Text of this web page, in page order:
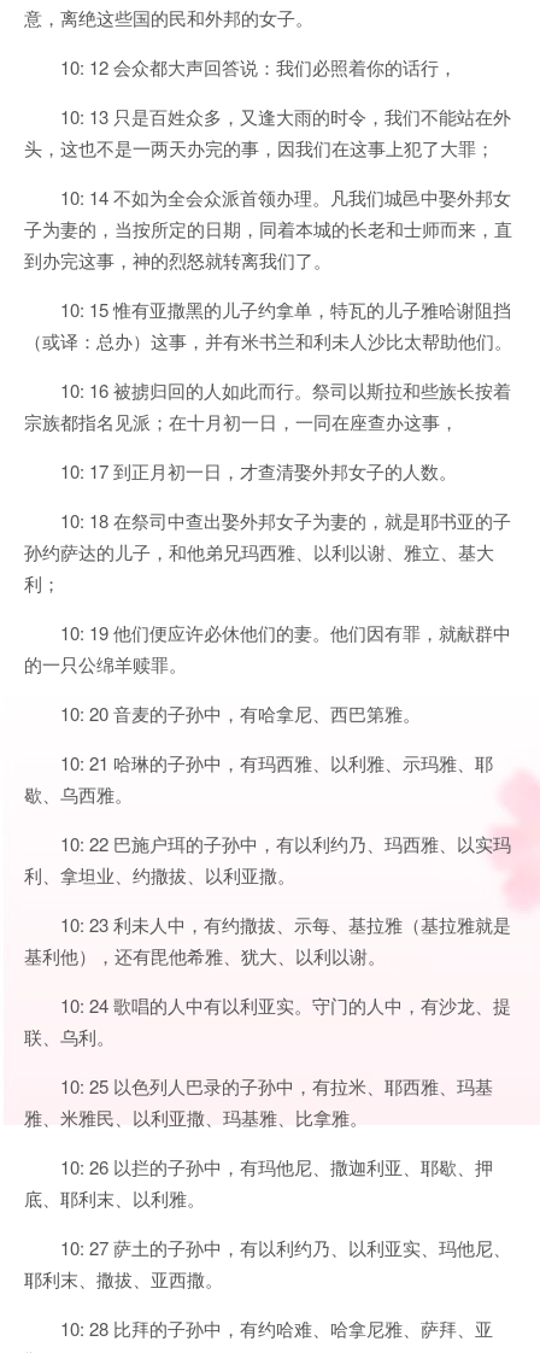
意，离绝这些国的民和外邦的女子。
10: 12 会众都大声回答说：我们必照着你的话行，
10: 13 只是百姓众多，又逢大雨的时令，我们不能站在外
头，这也不是一两天办完的事，因我们在这事上犯了大罪；
10: 14 不如为全会众派首领办理。凡我们城邑中娶外邦女
子为妻的，当按所定的日期，同着本城的长老和士师而来，直
到办完这事，神的烈怒就转离我们了。
10: 15 惟有亚撒黑的儿子约拿单，特瓦的儿子雅哈谢阻挡
（或译：总办）这事，并有米书兰和利未人沙比太帮助他们。
10: 16 被掳归回的人如此而行。祭司以斯拉和些族长按着
宗族都指名见派；在十月初一日，一同在座查办这事，
10: 17 到正月初一日，才查清娶外邦女子的人数。
10: 18 在祭司中查出娶外邦女子为妻的，就是耶书亚的子
孙约萨达的儿子，和他弟兄玛西雅、以利以谢、雅立、基大
利；
10: 19 他们便应许必休他们的妻。他们因有罪，就献群中
的一只公绵羊赎罪。
10: 20 音麦的子孙中，有哈拿尼、西巴第雅。
10: 21 哈琳的子孙中，有玛西雅、以利雅、示玛雅、耶
歇、乌西雅。
10: 22 巴施户珥的子孙中，有以利约乃、玛西雅、以实玛
利、拿坦业、约撒拔、以利亚撒。
10: 23 利未人中，有约撒拔、示每、基拉雅（基拉雅就是
基利他），还有毘他希雅、犹大、以利以谢。
10: 24 歌唱的人中有以利亚实。守门的人中，有沙龙、提
联、乌利。
10: 25 以色列人巴录的子孙中，有拉米、耶西雅、玛基
雅、米雅民、以利亚撒、玛基雅、比拿雅。
10: 26 以拦的子孙中，有玛他尼、撒迦利亚、耶歇、押
底、耶利末、以利雅。
10: 27 萨土的子孙中，有以利约乃、以利亚实、玛他尼、
耶利末、撒拔、亚西撒。
10: 28 比拜的子孙中，有约哈难、哈拿尼雅、萨拜、亚